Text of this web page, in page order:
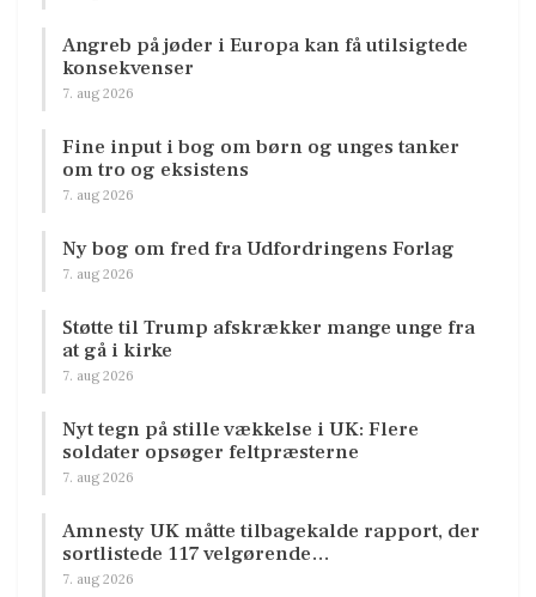
Angreb på jøder i Europa kan få utilsigtede
konsekvenser
7. aug 2026
Fine input i bog om børn og unges tanker
om tro og eksistens
7. aug 2026
Ny bog om fred fra Udfordringens Forlag
7. aug 2026
Støtte til Trump afskrækker mange unge fra
at gå i kirke
7. aug 2026
Nyt tegn på stille vækkelse i UK: Flere
soldater opsøger feltpræsterne
7. aug 2026
Amnesty UK måtte tilbagekalde rapport, der
sortlistede 117 velgørende…
7. aug 2026